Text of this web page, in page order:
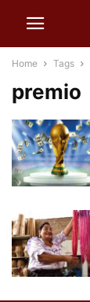
Home Tags
premio